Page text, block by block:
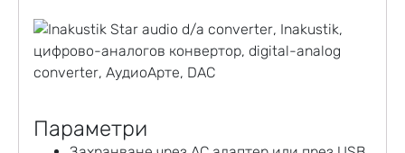
Параметри